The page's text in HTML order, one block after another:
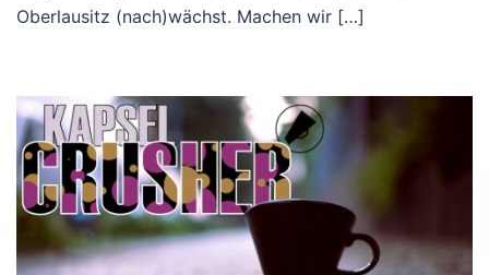
Oberlausitz (nach)wächst. Machen wir […]